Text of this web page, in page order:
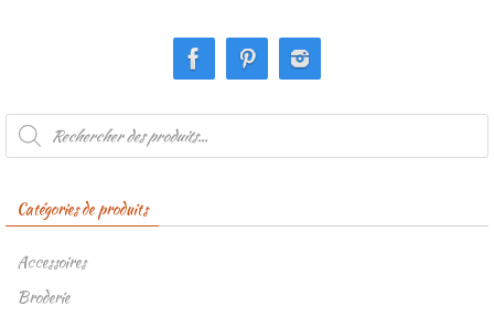
Recherche
produits
Catégories de produits
Accessoires
Broderie